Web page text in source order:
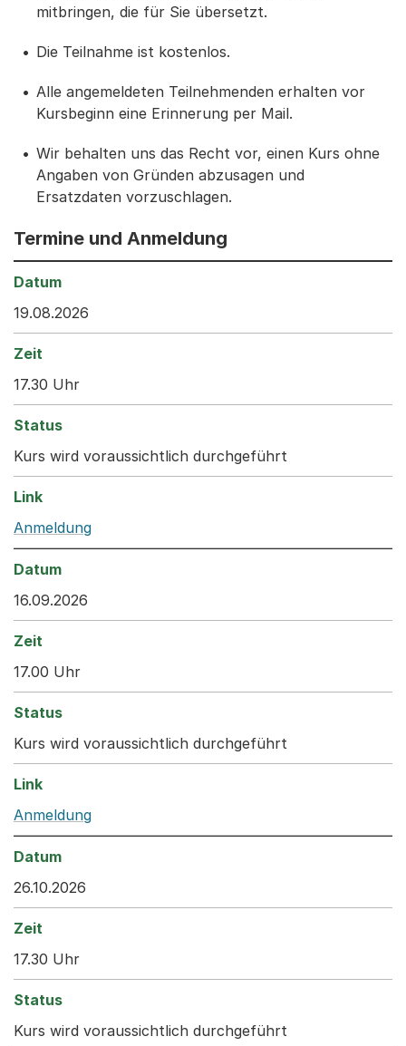
mitbringen, die für Sie übersetzt.
Die Teilnahme ist kostenlos.
Alle angemeldeten Teilnehmenden erhalten vor
Kursbeginn eine Erinnerung per Mail.
Wir behalten uns das Recht vor, einen Kurs ohne
Angaben von Gründen abzusagen und
Ersatzdaten vorzuschlagen.
Termine und Anmeldung
19.08.2026
17.30 Uhr
Kurs wird voraussichtlich durchgeführt
Anmeldung
16.09.2026
17.00 Uhr
Kurs wird voraussichtlich durchgeführt
Anmeldung
26.10.2026
17.30 Uhr
Kurs wird voraussichtlich durchgeführt